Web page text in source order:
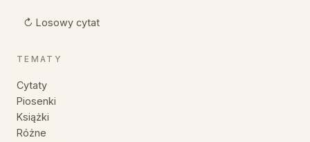
↻ Losowy cytat
TEMATY
Cytaty
Piosenki
Książki
Różne